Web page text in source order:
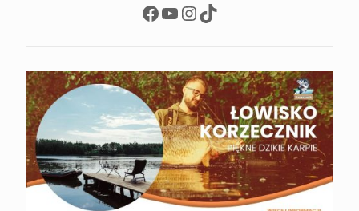
Facebook
YouTube
Instagram
TikTok